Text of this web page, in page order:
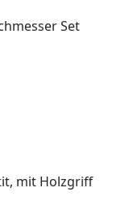
Set
mit Holzgriff